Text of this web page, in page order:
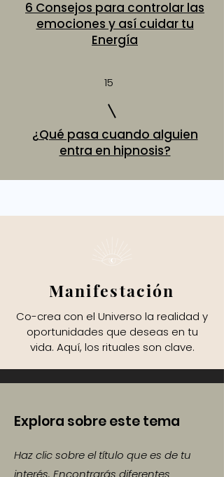
6 Consejos para controlar las
emociones y así cuidar tu
Energía
15
¿Qué pasa cuando alguien
entra en hipnosis?
Manifestación
Co-crea con el Universo la realidad y
oportunidades que deseas en tu
vida. Aquí, los rituales son clave.
Explora sobre este tema
Haz clic sobre el título que es de tu
interés. Encontrarás diferentes